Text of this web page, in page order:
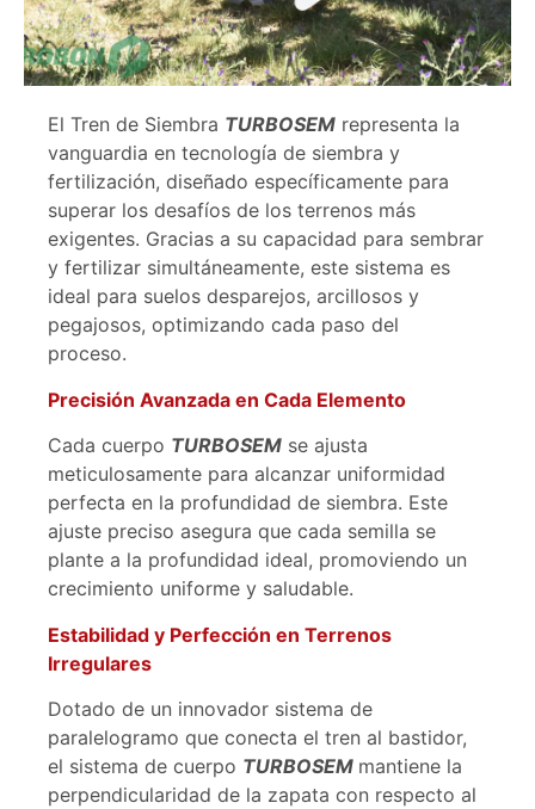
El Tren de Siembra TURBOSEM representa la
vanguardia en tecnología de siembra y
fertilización, diseñado específicamente para
superar los desafíos de los terrenos más
exigentes. Gracias a su capacidad para sembrar
y fertilizar simultáneamente, este sistema es
ideal para suelos desparejos, arcillosos y
pegajosos, optimizando cada paso del
proceso.
Precisión Avanzada en Cada Elemento
Cada cuerpo TURBOSEM se ajusta
meticulosamente para alcanzar uniformidad
perfecta en la profundidad de siembra. Este
ajuste preciso asegura que cada semilla se
plante a la profundidad ideal, promoviendo un
crecimiento uniforme y saludable.
Estabilidad y Perfección en Terrenos
Irregulares
Dotado de un innovador sistema de
paralelogramo que conecta el tren al bastidor,
el sistema de cuerpo TURBOSEM mantiene la
perpendicularidad de la zapata con respecto al